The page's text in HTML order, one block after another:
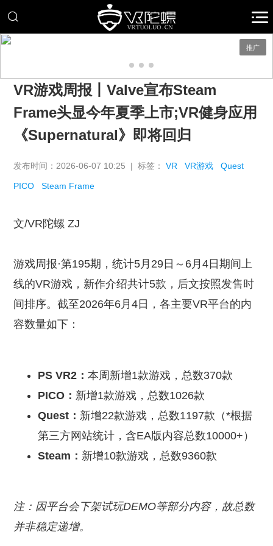
推广
VR游戏周报丨Valve宣布Steam
Frame头显今年夏季上市;VR健身应用
《Supernatural》即将回归
发布时间：2026-06-07 10:25 | 标签：VR VR游戏 Quest
PICO Steam Frame
文/VR陀螺 ZJ
游戏周报·第195期，统计5月29日～6月4日期间上
线的VR游戏，新作介绍共计5款，后文按照发售时
间排序。截至2026年6月4日，各主要VR平台的内
容数量如下：
​PS VR2：​本周新增1款游戏，总数370款
​PICO：​ 新增1款游戏，总数1026款
​Quest：​ 新增22款游戏，总数1197款（*根据
第三方网站统计，含EA版内容总数10000+）
​Steam：​ 新增10款游戏，总数9360款
注：因平台会下架试玩DEMO等部分内容，故总数
并非稳定递增。